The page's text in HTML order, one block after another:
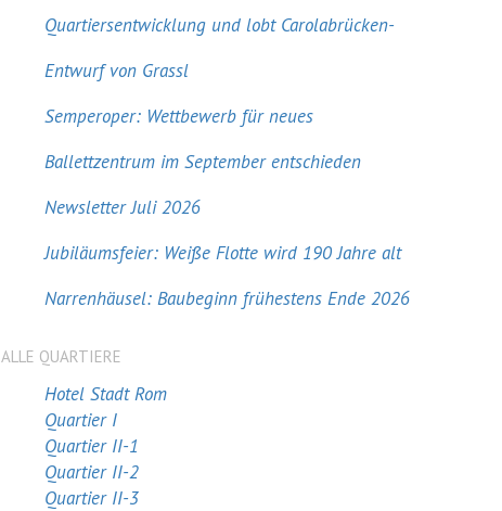
Quartiersentwicklung und lobt Carolabrücken-
Entwurf von Grassl
Semperoper: Wettbewerb für neues
Ballettzentrum im September entschieden
Newsletter Juli 2026
Jubiläumsfeier: Weiße Flotte wird 190 Jahre alt
Narrenhäusel: Baubeginn frühestens Ende 2026
ALLE QUARTIERE
Hotel Stadt Rom
Quartier I
Quartier II-1
Quartier II-2
Quartier II-3